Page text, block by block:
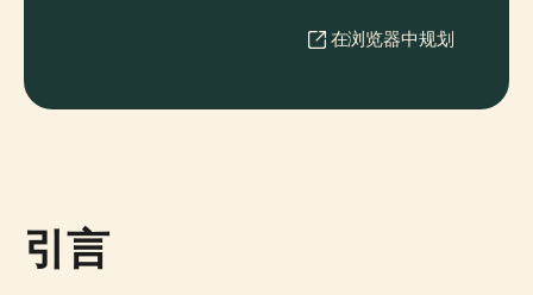
在浏览器中规划
引言